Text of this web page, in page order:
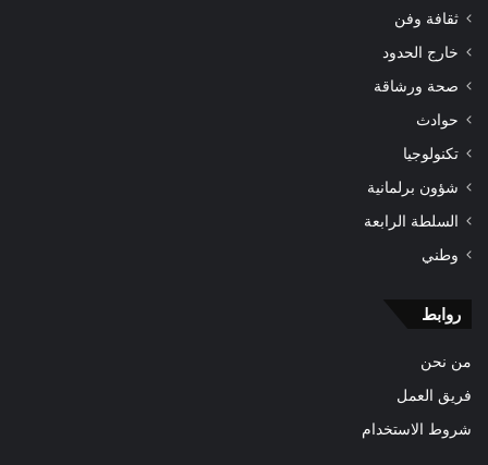
ثقافة وفن
خارج الحدود
صحة ورشاقة
حوادث
تكنولوجيا
شؤون برلمانية
السلطة الرابعة
وطني
روابط
من نحن
فريق العمل
شروط الاستخدام